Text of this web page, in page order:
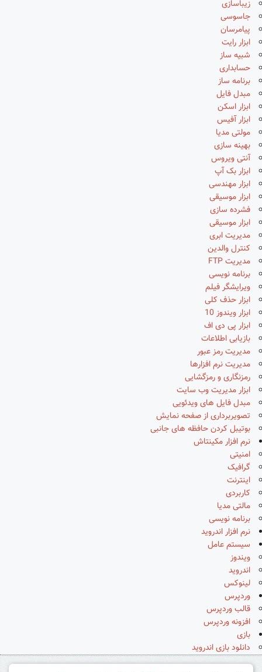
زیباسازی
جاسوسی
پیامرسان
ابزار رایت
شبیه ساز
حسابداری
برنامه ساز
مبدل فایل
ابزار اسکن
ابزار آفیس
مولتی مدیا
بهینه سازی
آنتی ویروس
ابزار بک آپ
ابزار مهندسی
ابزار موسیقی
فشرده سازی
ابزار موسیقی
مدیریت ابری
کنترل والدین
مدیریت FTP
برنامه نویسی
ویرایشگر فیلم
ابزار حذف کلی
ابزار ویندوز 10
ابزار پی دی اف
بازیابی اطلاعات
مدیریت رمز عبور
مدیریت نرم افزارها
رمزنگاری و رمزگشایی
ابزار مدیریت وب سایت
مبدل فایل های ویدئویی
تصویربرداری از صفحه نمایش
بوتیبل کردن حافظه های جانبی
نرم افزار مکینتاش
امنیتی
گرافیک
اینترنت
کاربردی
مالتی مدیا
برنامه نویسی
نرم افزار اندروید
سیستم عامل
ویندوز
اندروید
لینوکس
وردپرس
قالب وردپرس
افزونه وردپرس
بازی
دانلود بازی اندروید